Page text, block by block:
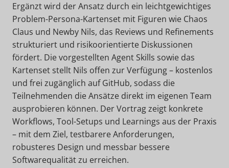
Ergänzt wird der Ansatz durch ein leichtgewichtiges
Problem-Persona-Kartenset mit Figuren wie Chaos
Claus und Newby Nils, das Reviews und Refinements
strukturiert und risikoorientierte Diskussionen
fördert. Die vorgestellten Agent Skills sowie das
Kartenset stellt Nils offen zur Verfügung – kostenlos
und frei zugänglich auf GitHub, sodass die
Teilnehmenden die Ansätze direkt im eigenen Team
ausprobieren können. Der Vortrag zeigt konkrete
Workflows, Tool-Setups und Learnings aus der Praxis
– mit dem Ziel, testbarere Anforderungen,
robusteres Design und messbar bessere
Softwarequalität zu erreichen.